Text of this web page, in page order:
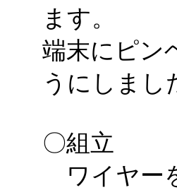
ます。
端末にピン
うにしまし
〇組立
ワイヤー